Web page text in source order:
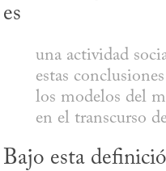
es
una actividad
estas
los modelos del
en el transcurso
Bajo esta